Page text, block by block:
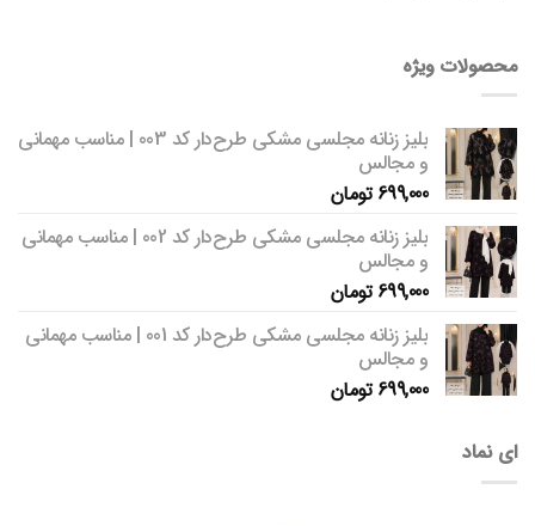
محصولات ویژه
بلیز زنانه مجلسی مشکی طرح‌دار کد 003 | مناسب مهمانی
و مجالس
699,000 تومان
بلیز زنانه مجلسی مشکی طرح‌دار کد 002 | مناسب مهمانی
و مجالس
699,000 تومان
بلیز زنانه مجلسی مشکی طرح‌دار کد 001 | مناسب مهمانی
و مجالس
699,000 تومان
ای نماد